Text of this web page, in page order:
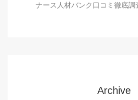
ナース人材バンク口コミ徹底調
Archive